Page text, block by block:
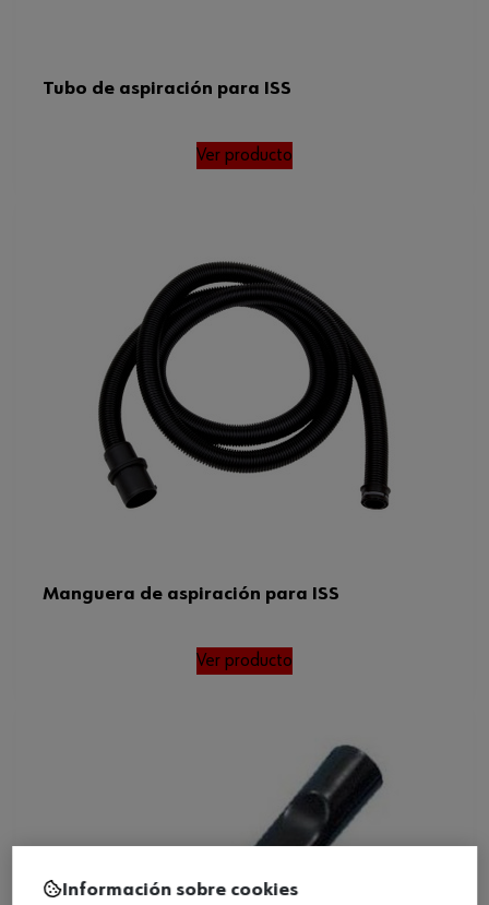
Tubo de aspiración para ISS
Ver producto
Manguera de aspiración para ISS
Ver producto
Información sobre cookies